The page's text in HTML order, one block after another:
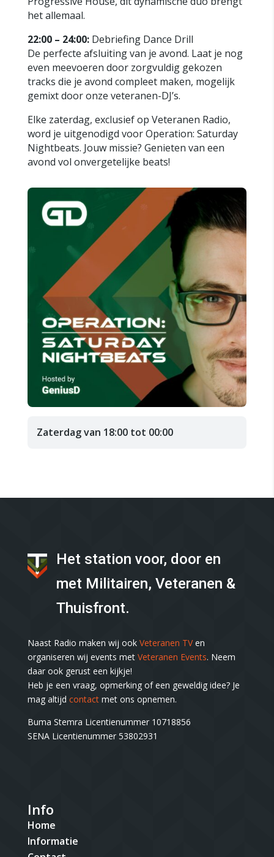
het allemaal.
22:00 – 24:00:Debriefing Dance Drill
De perfecte afsluiting van je avond. Laat je nog
even meevoeren door zorgvuldig gekozen
tracks die je avond compleet maken, mogelijk
gemixt door onze veteranen-DJ’s.
Elke zaterdag, exclusief op Veteranen Radio,
word je uitgenodigd voor Operation: Saturday
Nightbeats. Jouw missie? Genieten van een
avond vol onvergetelijke beats!
Zaterdag van 18:00 tot 00:00
Het station voor, door en
met Militairen, Veteranen &
Thuisfront.
Naast Radio maken wij ook Veteranen TVen
organiseren wij events met Veteranen Events. Neem
daar ook gerust een kijkje!
Heb je een vraag, opmerking of een geweldig idee? Je
mag altijd contactmet ons opnemen.
Buma Stemra Licentienummer 10718856
SENA Licentienummer 53802931
Info
Home
Informatie